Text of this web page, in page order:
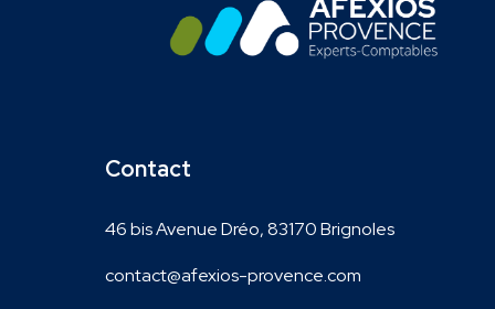
Contact
46 bis Avenue Dréo, 83170 Brignoles
contact@afexios-provence.com